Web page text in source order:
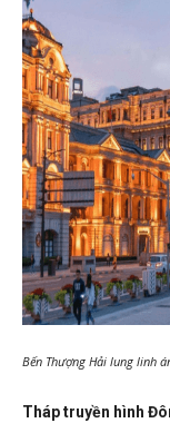
Bến Thượng Hải lung linh
Tháp truyền hình